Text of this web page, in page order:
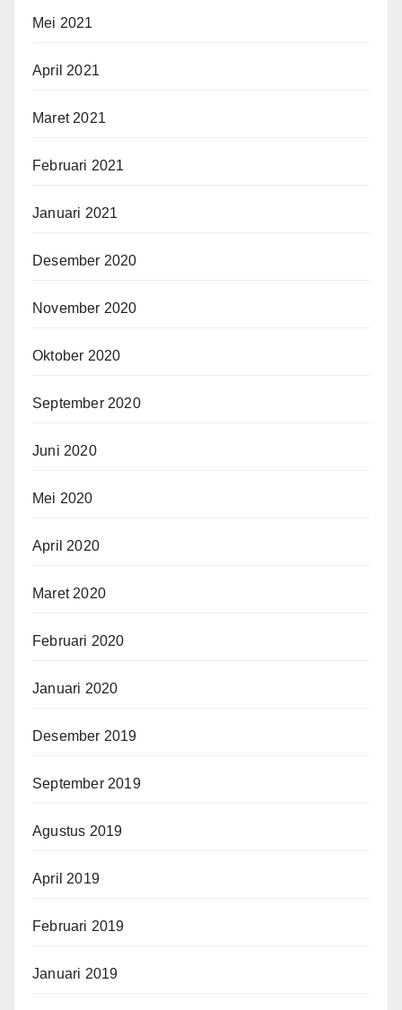
Mei 2021
April 2021
Maret 2021
Februari 2021
Januari 2021
Desember 2020
November 2020
Oktober 2020
September 2020
Juni 2020
Mei 2020
April 2020
Maret 2020
Februari 2020
Januari 2020
Desember 2019
September 2019
Agustus 2019
April 2019
Februari 2019
Januari 2019